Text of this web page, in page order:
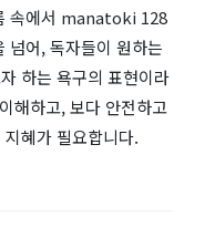
속에서 manatoki 128
넘어, 독자들이 원하는
하는 욕구의 표현이라
해하고, 보다 안전하고
혜가 필요합니다.